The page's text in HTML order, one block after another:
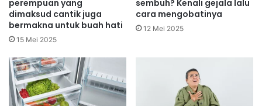
perempuan yang
dimaksud cantik juga
bermakna untuk buah hati
15 Mei 2025
sembuh? Kenali gejala lalu
cara mengobatinya
12 Mei 2025